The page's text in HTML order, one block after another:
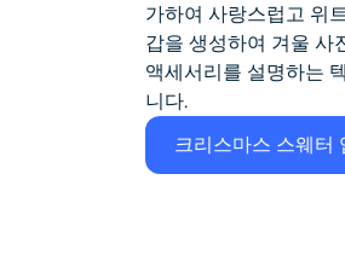
가하여 사랑스럽고 위
갑을 생성하여 겨울 사
액세서리를 설명하는
니다.
크리스마스 스웨터